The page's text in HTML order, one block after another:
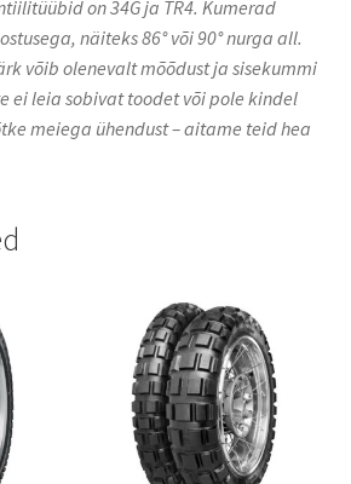
on 34G ja TR4. Kumerad
näiteks 86° või 90° nurga all.
võib olenevalt mõõdust ja sisekummi
ei leia sobivat toodet või pole kindel
meiega ühendust – aitame teid hea